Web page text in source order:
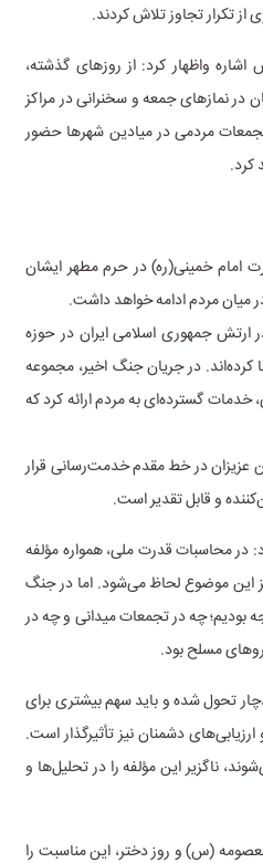
از تکرار تجاوز تلاش کردند.
واظهار کرد: از روزهای گذشته،
در نمازهای جمعه و سخنرانی در مراکز
مردمی در میادین شهرها حضور
کرد.
امام خمینی(ره) در حرم مطهر ایشان
میان مردم ادامه خواهد داشت.
ارتش جمهوری اسلامی ایران در حوزه
در جریان جنگ اخیر، مجموعه
بیمارستان و مرکز درمانی، خدمات گسترده‌ای به مردم ارائه کرد که
عزیزان در خط مقدم خدمت‌رسانی قرار
و قابل تقدیر است.
در محاسبات قدرت ملی، همواره مؤلفه
این موضوع لحاظ می‌شود. اما در جنگ
بودیم؛ چه در تجمعات میدانی و چه در
مسلح بود.
تحول شده و باید سهم بیشتری برای
دشمنان نیز تأثیرگذار است.
ناگزیر این مؤلفه را در تحلیل‌ها و
(س) و روز دختر، این مناسبت را